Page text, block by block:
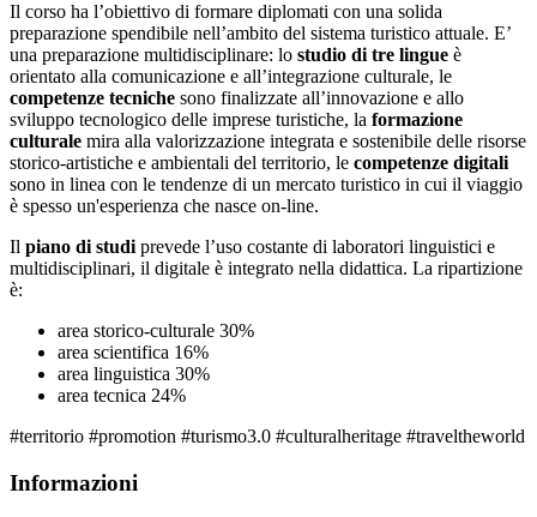
Il corso ha l’obiettivo di formare diplomati con una solida
preparazione spendibile nell’ambito del sistema turistico attuale. E’
una preparazione multidisciplinare: lo studio di tre lingue è
orientato alla comunicazione e all’integrazione culturale, le
competenze tecniche sono finalizzate all’innovazione e allo
sviluppo tecnologico delle imprese turistiche, la formazione
culturale mira alla valorizzazione integrata e sostenibile delle risorse
storico-artistiche e ambientali del territorio, le competenze digitali
sono in linea con le tendenze di un mercato turistico in cui il viaggio
è spesso un'esperienza che nasce on-line.
Il piano di studi prevede l’uso costante di laboratori linguistici e
multidisciplinari, il digitale è integrato nella didattica. La ripartizione
è:
area storico-culturale 30%
area scientifica 16%
area linguistica 30%
area tecnica 24%
#territorio #promotion #turismo3.0 #culturalheritage #traveltheworld
Informazioni